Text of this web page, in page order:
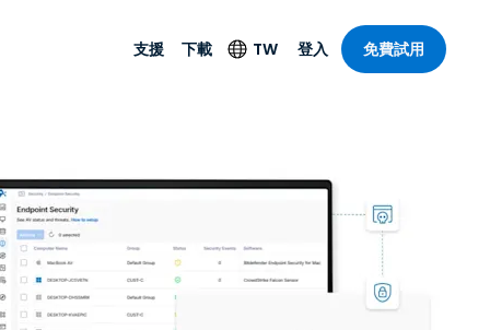
和進階
On-Prem
防毒功能
Foxpass Wi-Fi 存取和
控制
零信任安全工作區
門
支援
技術支援
下載 TW
English
Español
Français
登入 免費試用